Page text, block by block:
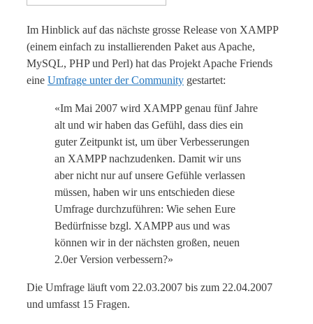
Im Hinblick auf das nächste grosse Release von XAMPP
(einem einfach zu installierenden Paket aus Apache,
MySQL, PHP und Perl) hat das Projekt Apache Friends
eine Umfrage unter der Community gestartet:
«Im Mai 2007 wird XAMPP genau fünf Jahre
alt und wir haben das Gefühl, dass dies ein
guter Zeitpunkt ist, um über Verbesserungen
an XAMPP nachzudenken. Damit wir uns
aber nicht nur auf unsere Gefühle verlassen
müssen, haben wir uns entschieden diese
Umfrage durchzuführen: Wie sehen Eure
Bedürfnisse bzgl. XAMPP aus und was
können wir in der nächsten großen, neuen
2.0er Version verbessern?»
Die Umfrage läuft vom 22.03.2007 bis zum 22.04.2007
und umfasst 15 Fragen.